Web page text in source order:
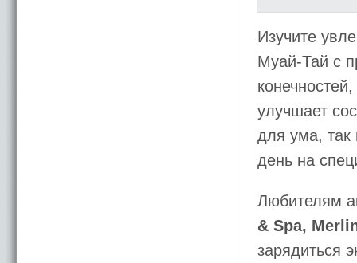
Изучите
Муай-Тай с
улучшает
для ума, так
день на
Любителям
& Spa,
зарядиться